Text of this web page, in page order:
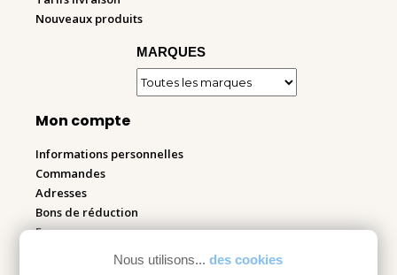
Nous utilisons... des cookies
Nouveaux produits
MARQUES
Mon compte
Informations personnelles
Commandes
Adresses
Bons de réduction
Espace pro